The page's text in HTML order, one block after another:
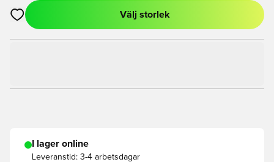
Öppnar en Modal för att logga in eller registrera dig som
Välj storlek
I lager online
Leveranstid: 3-4 arbetsdagar